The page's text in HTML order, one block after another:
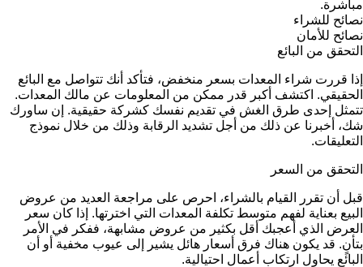
مباشرة.
نصائح للشراء
نصائح للأمان
التحقق من البائع
إذا قررت شراء المعدات بسعر منخفض، فتأكد أنك تتواصل مع البائع
الحقيقي. اكتشف أكبر قدر ممكن من المعلومات عن مالك المعدات.
تتمثل إحدى طرق الغش في تقديم نفسك كشركة حقيقية. إن ساورك
شك، أخبرنا عن ذلك من أجل تشديد الرقابة وذلك من خلال نموذج
التعليقات.
التحقق من السعر
قبل أن تقرر القيام بالشراء، احرص على مراجعة العديد من عروض
البيع بعناية لفهم متوسط تكلفة المعدات التي اخترتها. إذا كان سعر
العرض الذي أعجبك أقل بكثير من عروض مشابهة، ففكر في الأمر
بتأنٍ. قد يكون هناك فرق أسعار هائل يشير إلى عيوب مخفية أو أن
البائع يحاول ارتكاب أعمال احتيالية.